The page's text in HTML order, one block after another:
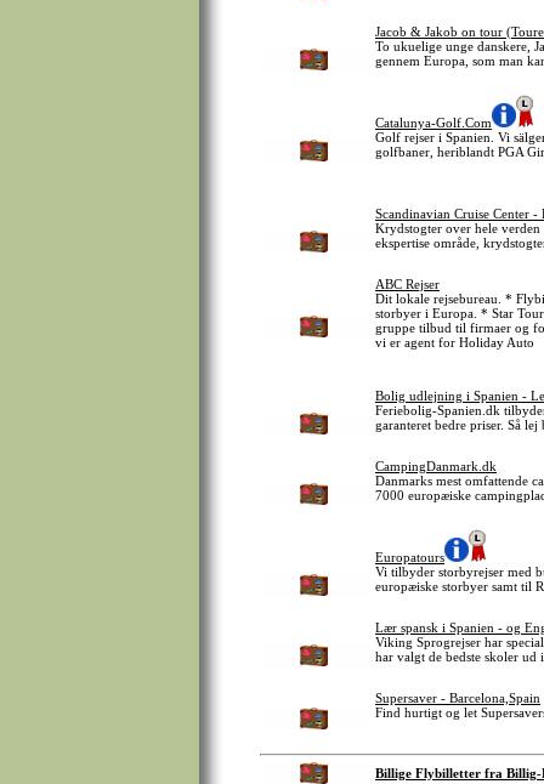
Jacob & Jakob on tour
To ukuelige unge danskere,
gennem Europa, som man
Catalunya-Golf.Com
Golf rejser i Spanien. Vi
golfbaner, heriblandt PGA
Scandinavian Cruise Center -
Krydstogter over hele
ekspertise område,
ABC Rejser
Dit lokale rejsebureau. *
storbyer i Europa. * Star
gruppe tilbud til firmaer og
vi er agent for Holiday Auto
Bolig udlejning i Spanien -
Feriebolig-Spanien.dk
garanteret bedre priser. Så
CampingDanmark.dk
Danmarks mest omfattende
7000 europæiske
Europatours
Vi tilbyder storbyrejser med
europæiske storbyer samt til
Lær spansk i Spanien - og
Viking Sprogrejser har
har valgt de bedste skoler ud
Supersaver - Barcelona,Spain
Find hurtigt og let
Billige Flybilletter fra